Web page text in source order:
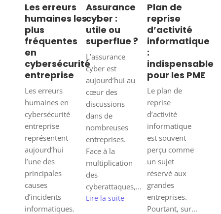
Les erreurs
humaines les
plus
fréquentes
en
cybersécurité
entreprise
Les erreurs
humaines en
cybersécurité
entreprise
représentent
aujourd’hui
l’une des
principales
causes
d’incidents
informatiques.
Assurance
cyber :
utile ou
superflue ?
L’assurance
cyber est
aujourd’hui au
cœur des
discussions
dans de
nombreuses
entreprises.
Face à la
multiplication
des
cyberattaques,...
Lire la suite
Plan de
reprise
d’activité
informatique
:
indispensable
pour les PME
Le plan de
reprise
d’activité
informatique
est souvent
perçu comme
un sujet
réservé aux
grandes
entreprises.
Pourtant, sur...